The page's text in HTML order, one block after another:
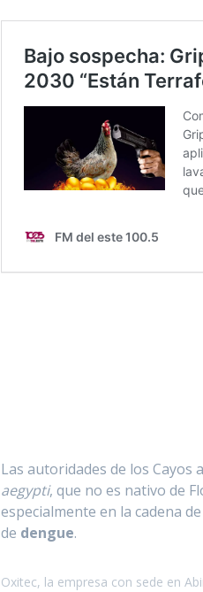
Las autoridades de los
aegypti, que no es nativo de
especialmente en la cadena
de dengue.
Oxitec, la empresa con sede en